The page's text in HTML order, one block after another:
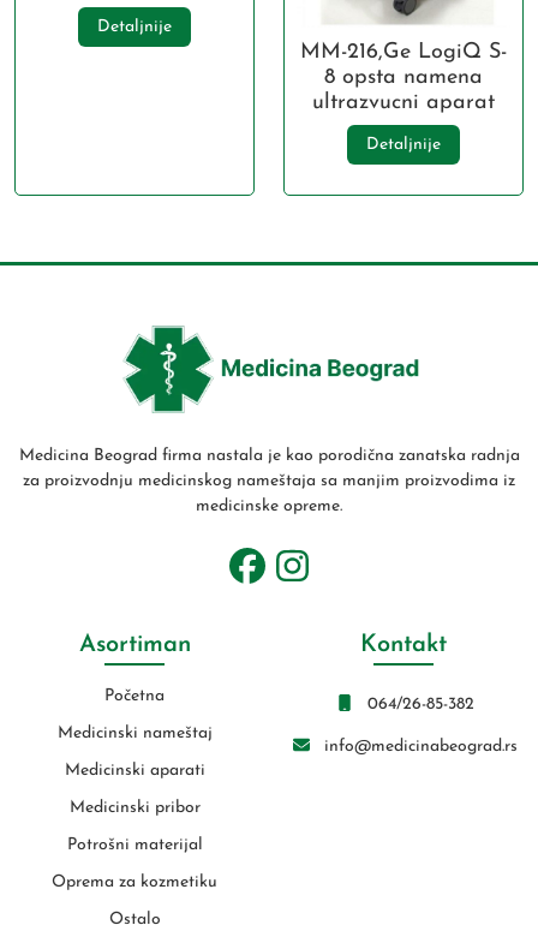
Detaljnije
MM-216,Ge LogiQ S-
8 opsta namena
ultrazvucni aparat
Detaljnije
Medicina Beograd firma nastala je kao porodična zanatska radnja
za proizvodnju medicinskog nameštaja sa manjim proizvodima iz
medicinske opreme.
Asortiman
Početna
Medicinski nameštaj
Medicinski aparati
Medicinski pribor
Potrošni materijal
Oprema za kozmetiku
Ostalo
Kontakt
064/26-85-382
info@medicinabeograd.rs